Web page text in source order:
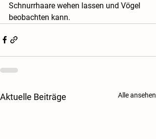
Schnurrhaare wehen lassen und Vögel
beobachten kann.
Aktuelle Beiträge Alle ansehen